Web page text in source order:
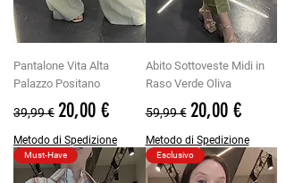
Pantalone Vita Alta
Palazzo Positano
Prezzo regolare
39,99 € Prezzo scontato
20,00 €
Metodo di Spedizione
Abito Sottoveste Midi in
Raso Verde Oliva
Prezzo regolare
59,99 € Prezzo scontato
20,00 €
Metodo di Spedizione
Must-Have Esclusivo